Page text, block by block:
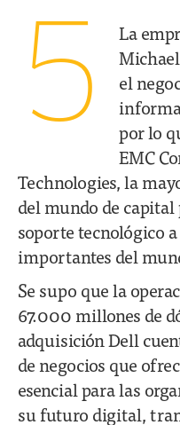
5
La
el
por lo
EMC
Technologies, la
del mundo de
soporte tecnológico
importantes del
Se supo que la
67.000 millones de
adquisición Dell
de negocios que
esencial para las
su futuro digital,